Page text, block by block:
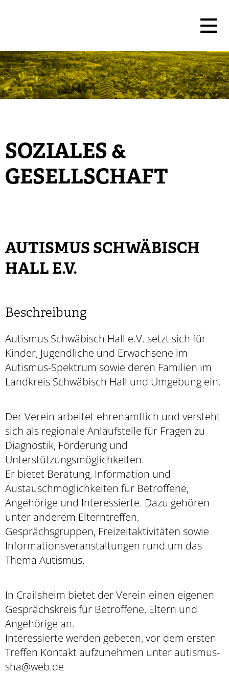
SOZIALES &
GESELLSCHAFT
AUTISMUS SCHWÄBISCH
HALL E.V.
Beschreibung
Autismus Schwäbisch Hall e.V. setzt sich für
Kinder, Jugendliche und Erwachsene im
Autismus-Spektrum sowie deren Familien im
Landkreis Schwäbisch Hall und Umgebung ein.
Der Verein arbeitet ehrenamtlich und versteht
sich als regionale Anlaufstelle für Fragen zu
Diagnostik, Förderung und
Unterstützungsmöglichkeiten.
Er bietet Beratung, Information und
Austauschmöglichkeiten für Betroffene,
Angehörige und Interessierte. Dazu gehören
unter anderem Elterntreffen,
Gesprächsgruppen, Freizeitaktivitäten sowie
Informationsveranstaltungen rund um das
Thema Autismus.
In Crailsheim bietet der Verein einen eigenen
Gesprächskreis für Betroffene, Eltern und
Angehörige an.
Interessierte werden gebeten, vor dem ersten
Treffen Kontakt aufzunehmen unter autismus-
sha@web.de